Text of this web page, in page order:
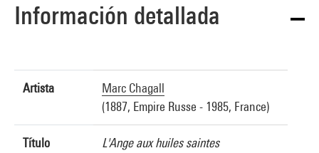
Información detallada
Artista
Marc Chagall
(1887, Empire Russe - 1985, France)
Título
L'Ange aux huiles saintes